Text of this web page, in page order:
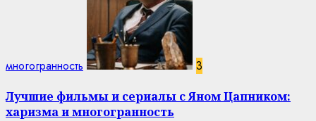
многогранность 3
Лучшие фильмы и сериалы с Яном Цапником:
харизма и многогранность